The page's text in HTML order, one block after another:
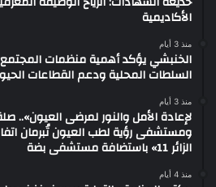
الأكاديمية
منذ 3 أيام
الخنبشي يؤكد أهمية منظمات
السلطات المحلية ودعم القطاعات
منذ 3 أيام
لإعادة الأمل والنور لمرضى العيون»..
ومستشفى رؤية لطب العيون تُبرمان
الزائر 11» باستضافة مستشفى بضة
منذ 4 أيام